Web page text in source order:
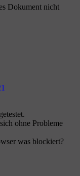
Dokument nicht
ohne Probleme
was blockiert?